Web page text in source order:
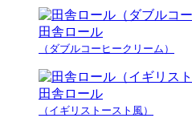
田舎ロール
（ダブルコーヒークリーム）
田舎ロール
（イギリストースト風）